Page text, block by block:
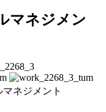
マネジメン
ネジメント